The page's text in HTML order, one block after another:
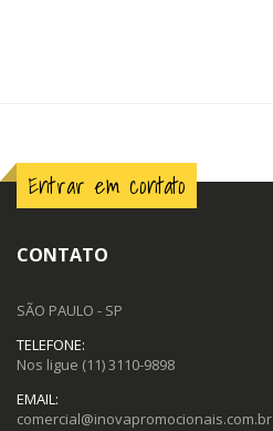
Entrar em contato
CONTATO
SÃO PAULO - SP
TELEFONE:
Nos ligue (11) 3110-9898
EMAIL:
comercial@inovapromocionais.com.br